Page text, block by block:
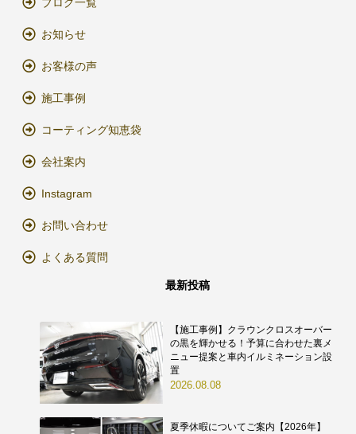
お知らせ
お客様の声
施工事例
コーティング知恵袋
会社案内
Instagram
お問い合わせ
よくある質問
最新投稿
【施工事例】クラウンクロスオーバー
の黒を輝かせる！予算に合わせた裏メ
ニュー提案と車内イルミネーション設
置
2026.08.08
夏季休暇についてご案内【2026年】